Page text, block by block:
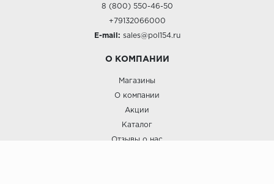
8 (800) 550-46-50
+79132066000
E-mail: sales@pol154.ru
О КОМПАНИИ
Магазины
О компании
Акции
Каталог
Отзывы о нас